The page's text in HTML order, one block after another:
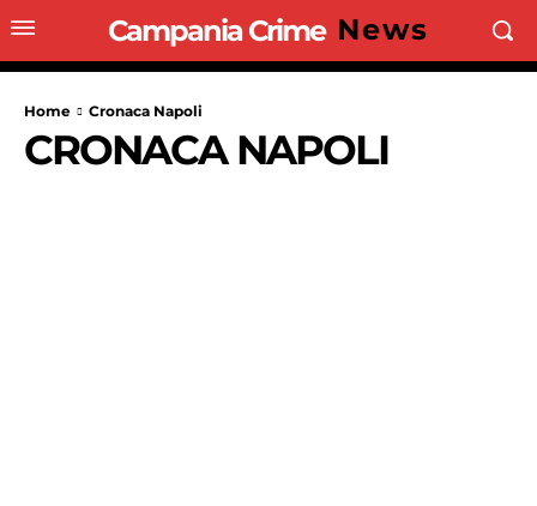
Campania Crime News
Home Cronaca Napoli
CRONACA NAPOLI